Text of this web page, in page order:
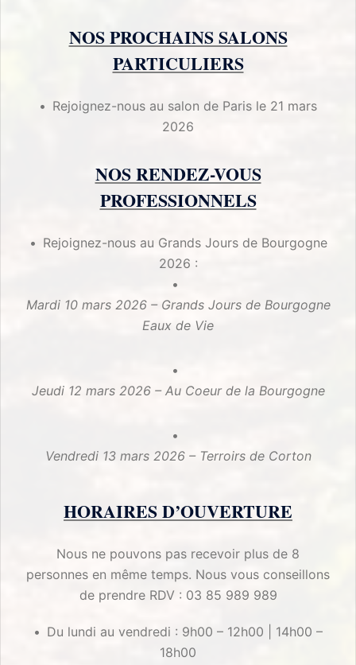
NOS PROCHAINS SALONS
PARTICULIERS
Rejoignez-nous au salon de Paris le 21 mars
2026
NOS RENDEZ-VOUS
PROFESSIONNELS
Rejoignez-nous au Grands Jours de Bourgogne
2026 :
Mardi 10 mars 2026 – Grands Jours de Bourgogne
Eaux de Vie
Jeudi 12 mars 2026 – Au Coeur de la Bourgogne
Vendredi 13 mars 2026 – Terroirs de Corton
HORAIRES D’OUVERTURE
Nous ne pouvons pas recevoir plus de 8
personnes en même temps. Nous vous conseillons
de prendre RDV : 03 85 989 989
Du lundi au vendredi : 9h00 – 12h00 | 14h00 –
18h00